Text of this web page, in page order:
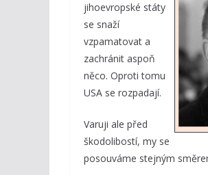
jihoevropské státy
se snaží
vzpamatovat a
zachránit aspoň
něco. Oproti tomu
USA se rozpadají.
Varuji ale před
škodolibostí, my se
posouváme stejným